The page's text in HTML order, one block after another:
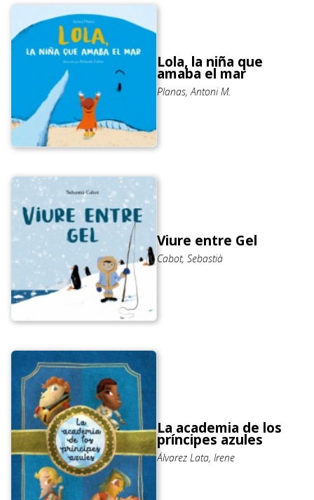
Lola, la niña que
amaba el mar
Planas, Antoni M.
Viure entre Gel
Cabot, Sebastià
La academia de los
príncipes azules
Álvarez Lata, Irene